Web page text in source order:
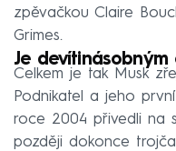
zpěvačkou Claire
Grimes.
Je devítinásobným
Celkem je tak Musk
Podnikatel a jeho
roce 2004 přivedli na
později dokonce